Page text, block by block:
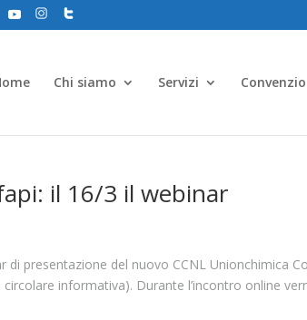
Chi siamo Servizi
il 16/3 il webinar
di presentazione del nuovo CCNL Unionchimica
informativa). Durante l’incontro online